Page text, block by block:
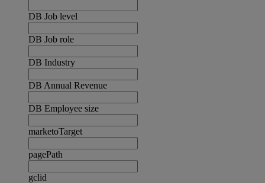
DB Job level
DB Job role
DB Industry
DB Annual Revenue
DB Employee size
marketoTarget
pagePath
gclid